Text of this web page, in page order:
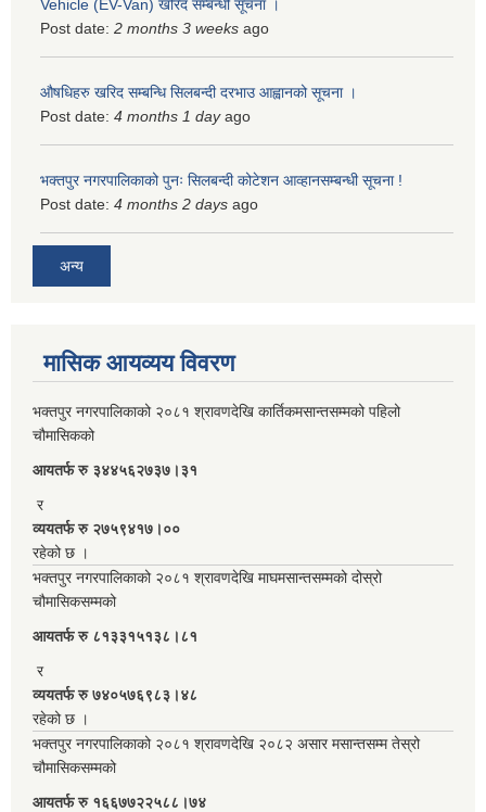
Vehicle (EV-Van) खरिद सम्बन्धी सूचना ।
Post date: 2 months 3 weeks ago
औषधिहरु खरिद सम्बन्धि सिलबन्दी दरभाउ आह्वानको सूचना ।
Post date: 4 months 1 dayago
भक्तपुर नगरपालिकाको पुनः सिलबन्दी कोटेशन आव्हानसम्बन्धी सूचना !
Post date: 4 months 2 days ago
अन्य
मासिक आयव्यय विवरण
भक्तपुर नगरपालिकाको २०८१ श्रावणदेखि कार्तिकमसान्तसम्मको पहिलो
चौमासिकको
आयतर्फ रु‌ ३४४५६२७३७।३१
र
व्ययतर्फ रु २७५९४१७।००
रहेको छ ।
भक्तपुर नगरपालिकाको २०८१ श्रावणदेखि माघमसान्तसम्मको दोस्रो
चौमासिकसम्मको
आयतर्फ रु‌ ८१३३१५१३८।८१
र
व्ययतर्फ रु ७४०५७६९८३।४८
रहेको छ ।
भक्तपुर नगरपालिकाको २०८१ श्रावणदेखि २०८२ असार मसान्तसम्म तेस्रो
चौमासिकसम्मको
आयतर्फ रु‌ १६६७७२२५८८।७४